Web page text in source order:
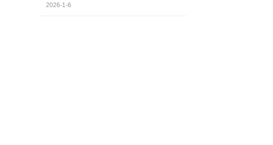
2026-1-6